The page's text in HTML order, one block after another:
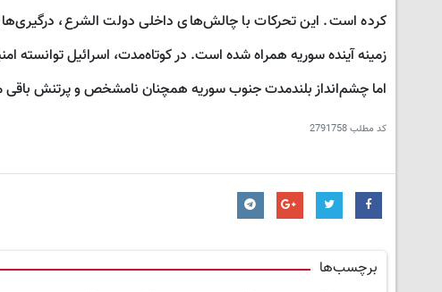
کرده است. این تحرکات با چالش‌های داخلی دولت الشرع،
زمینه آینده سوریه همراه شده است. در کوتاه‌مدت، اسرائیل توانسته
اما چشم‌انداز بلندمدت جنوب سوریه همچنان نامشخص و پرتنش باقی
کد مطلب2791758
برچسب‌ها